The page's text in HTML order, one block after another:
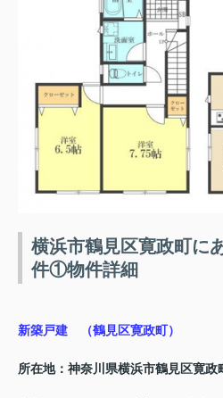
横浜市鶴見区寛政町に
件①物件詳細
新築戸建 （鶴見区寛政町）
所在地：神奈川県横浜市鶴見区寛政